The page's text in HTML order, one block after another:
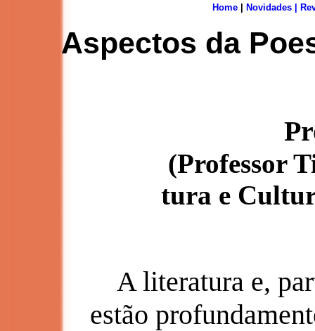
Home Novidades
Aspectos da
(Professor
tura e
A literatura e,
estão